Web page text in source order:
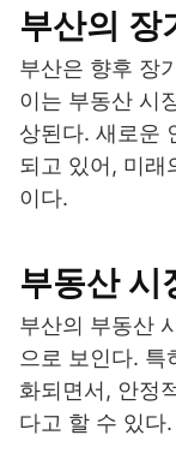
부산의 장
부산은 향후 장
이는 부동산 시
상된다. 새로운
되고 있어, 미래
이다.
부동산 시
부산의 부동산
으로 보인다. 특
화되면서, 안정
다고 할 수 있다.